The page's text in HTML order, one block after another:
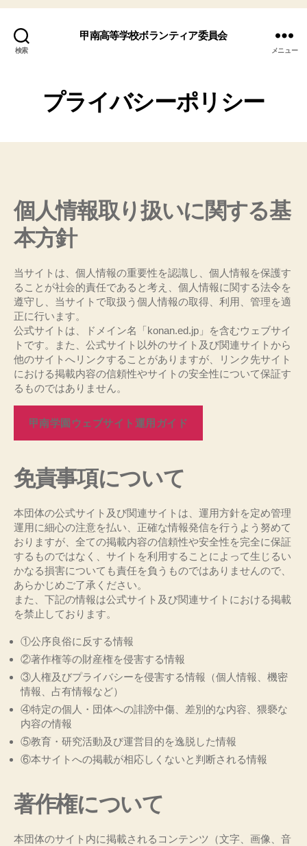
検索
甲南高等学校ボランティア委員会
メニュー
プライバシーポリシー
個人情報取り扱いに関する基
本方針
当サイトは、個人情報の重要性を認識し、個人情報を保護す
ることが社会的責任であると考え、個人情報に関する法令を
遵守し、当サイトで取扱う個人情報の取得、利用、管理を適
正に行います。
公式サイトは、ドメイン名「konan.ed.jp」を含むウェブサイ
トです。また、公式サイト以外のサイト及び関連サイトから
他のサイトへリンクすることがありますが、リンク先サイト
における掲載内容の信頼性やサイトの安全性について保証す
るものではありません。
甲南学園ウェブサイト運用ガイド
免責事項について
本団体の公式サイト及び関連サイトは、運用方針を定め管理
運用に細心の注意を払い、正確な情報発信を行うよう努めて
おりますが、全ての掲載内容の信頼性や安全性を完全に保証
するものではなく、サイトを利用することによって生じるい
かなる損害についても責任を負うものではありませんので、
あらかじめご了承ください。
また、下記の情報は公式サイト及び関連サイトにおける掲載
を禁止しております。
①公序良俗に反する情報
②著作権等の財産権を侵害する情報
③人権及びプライバシーを侵害する情報（個人情報、機密
情報、占有情報など）
④特定の個人・団体への誹謗中傷、差別的な内容、猥褻な
内容の情報
⑤教育・研究活動及び運営目的を逸脱した情報
⑥本サイトへの掲載が相応しくないと判断される情報
著作権について
本団体のサイト内に掲載されるコンテンツ（文字、画像、音